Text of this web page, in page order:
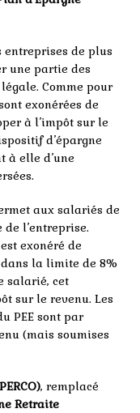
de plus
une partie des
Comme pour
exonérées de
à l’impôt sur le
d’épargne
à elle d’une
aux salariés de
l’entreprise.
exonéré de
dans la limite de 8%
salarié, cet
sur le revenu. Les
PEE sont par
(mais soumises
, remplacé
Retraite